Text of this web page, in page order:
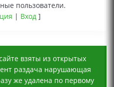
пользователи.
| Вход ]
взяты из открытых
раздача нарушающая
же удалена по первому